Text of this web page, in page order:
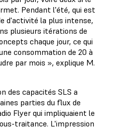
Pendant l'été, qui est
d'activité la plus intense,
plusieurs itérations de
chaque jour, ce qui
consommation de 20 à
par mois », explique M.
des capacités SLS a
parties du flux de
Flyer qui impliquaient le
traitance. L'impression